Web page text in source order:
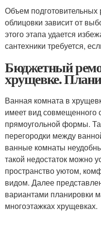
Объем подготовительных
облицовки зависит от
этого этапа удается
сантехники требуется,
Бюджетный
хрущевке.
Ванная комната в
имеет вид совмещенного
прямоугольной формы.
перегородки между
ванные комнаты
такой недостаток можно
пространство уютом,
видом. Далее
вариантами планировки
многоэтажках хрущевках.